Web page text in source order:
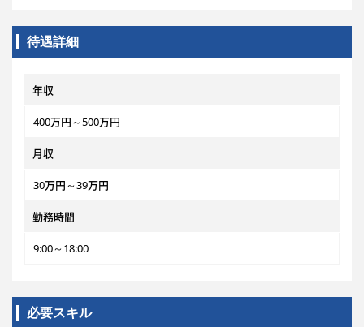
待遇詳細
年収
400万円～500万円
月収
30万円～39万円
勤務時間
9:00～18:00
必要スキル